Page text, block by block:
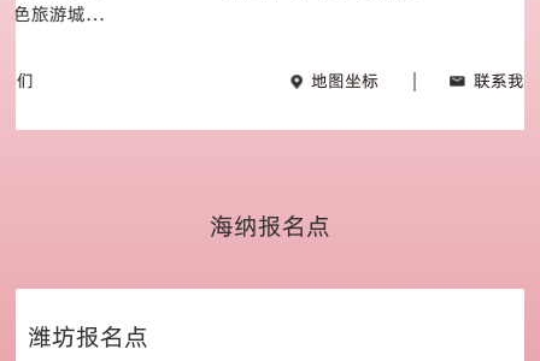
联系我们
海纳报名点
潍坊报名点